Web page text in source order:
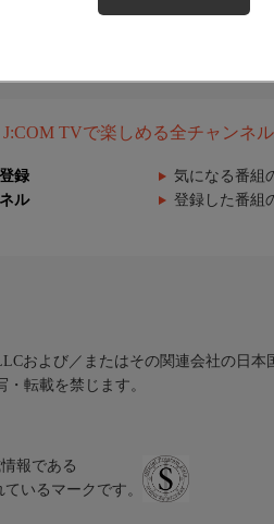
TVで楽しめる全チャンネ
録 気になる番組
ル 登録した番組
および／またはその関連会社の日本
転載を禁じます。
報である
いるマークです。